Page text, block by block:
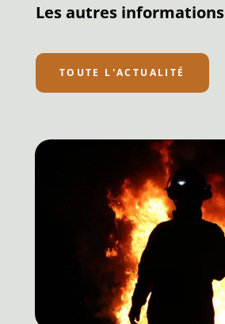
Les autres informations
TOUTE L'ACTUALITÉ